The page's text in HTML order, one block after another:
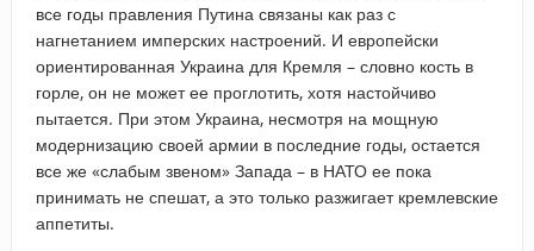
все годы правления Путина связаны как раз с
нагнетанием имперских настроений. И европейски
ориентированная Украина для Кремля – словно кость в
горле, он не может ее проглотить, хотя настойчиво
пытается. При этом Украина, несмотря на мощную
модернизацию своей армии в последние годы, остается
все же «слабым звеном» Запада – в НАТО ее пока
принимать не спешат, а это только разжигает кремлевские
аппетиты.